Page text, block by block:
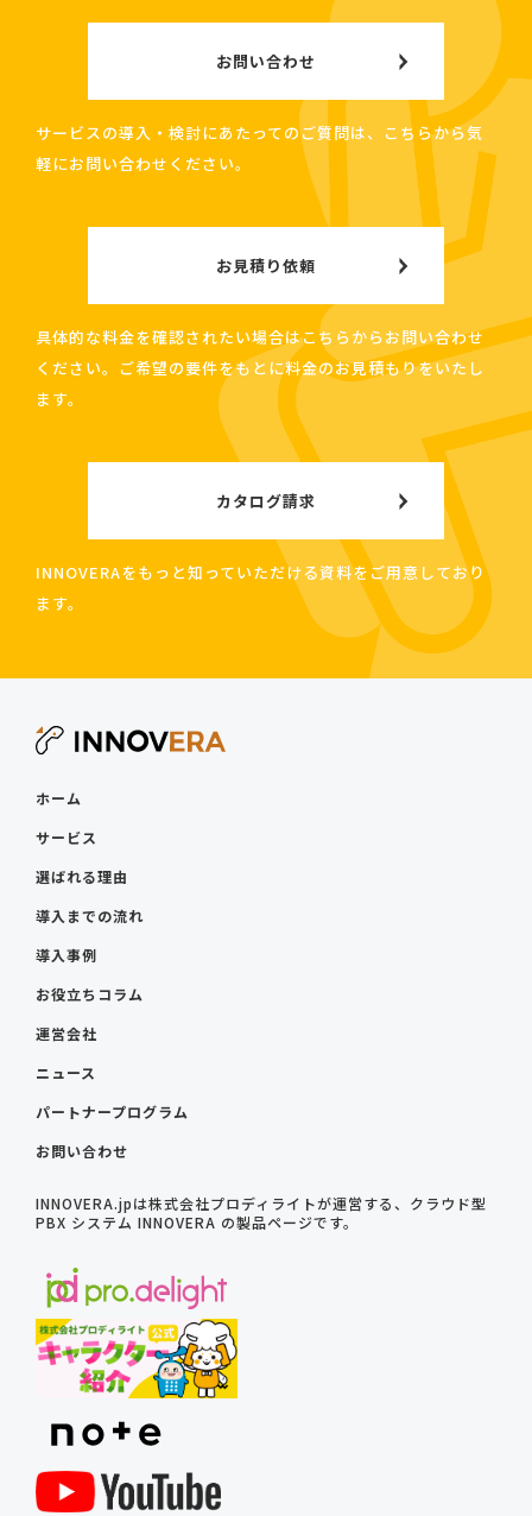
お問い合わせ
サービスの導入・検討にあたってのご質問は、こちらから気
軽にお問い合わせください。
お見積り依頼
具体的な料金を確認されたい場合はこちらからお問い合わせ
ください。ご希望の要件をもとに料金のお見積もりをいたし
ます。
カタログ請求
INNOVERAをもっと知っていただける資料をご用意しており
ます。
ホーム
サービス
選ばれる理由
導入までの流れ
導入事例
お役立ちコラム
運営会社
ニュース
パートナープログラム
お問い合わせ
INNOVERA.jpは株式会社プロディライトが運営する、クラウド型
PBX システム INNOVERA の製品ページです。